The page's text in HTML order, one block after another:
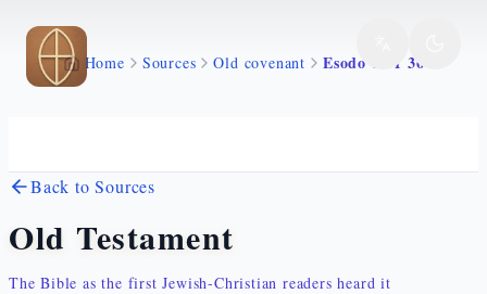
Skip to main content
Home Sources Old covenant Esodo 16 1 36
Back to Sources
Old Testament
The Bible as the first Jewish-Christian readers heard it